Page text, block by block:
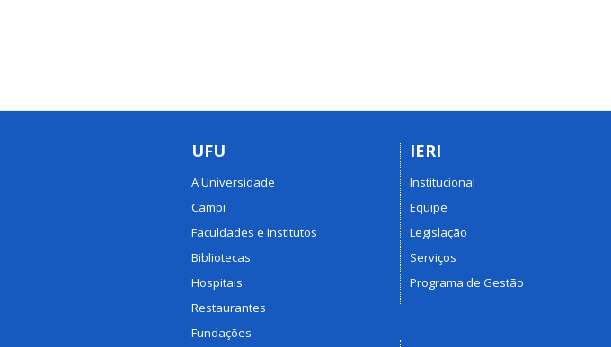
UFU
A Universidade
Campi
Faculdades e Institutos
Bibliotecas
Hospitais
Restaurantes
Fundações
IERI
Institucional
Equipe
Legislação
Serviços
Programa de Gestão